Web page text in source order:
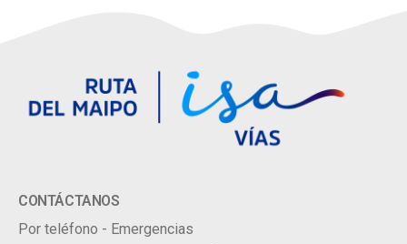
CONTÁCTANOS
Por teléfono - Emergencias